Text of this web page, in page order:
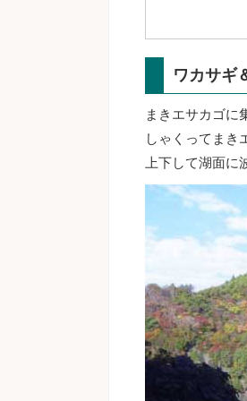
ワカサギ
まきエサカゴに
しゃくってまき
上下して湖面に